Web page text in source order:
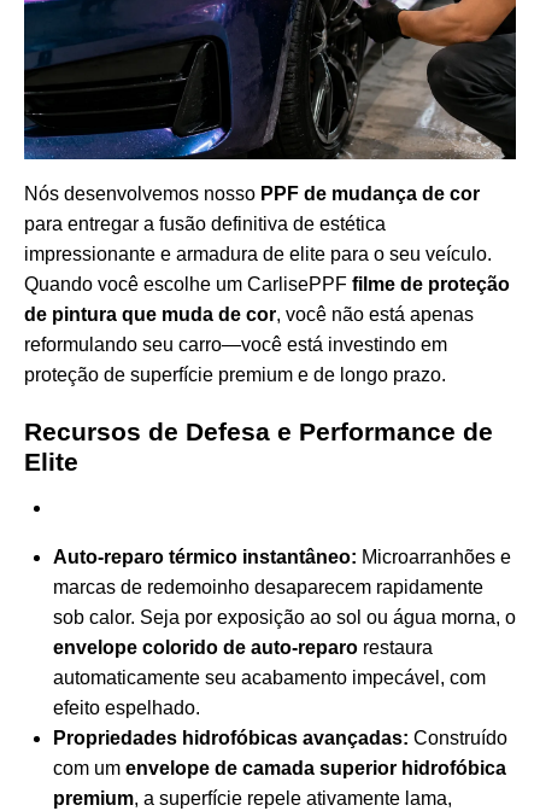
Nós desenvolvemos nosso PPF de mudança de cor
para entregar a fusão definitiva de estética
impressionante e armadura de elite para o seu veículo.
Quando você escolhe um CarlisePPF filme de proteção
de pintura que muda de cor, você não está apenas
reformulando seu carro—você está investindo em
proteção de superfície premium e de longo prazo.
Recursos de Defesa e Performance de
Elite
Auto-reparo térmico instantâneo: Microarranhões e
marcas de redemoinho desaparecem rapidamente
sob calor. Seja por exposição ao sol ou água morna, o
envelope colorido de auto-reparo restaura
automaticamente seu acabamento impecável, com
efeito espelhado.
Propriedades hidrofóbicas avançadas: Construído
com um envelope de camada superior hidrofóbica
premium, a superfície repele ativamente lama,